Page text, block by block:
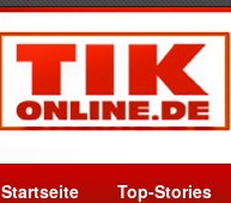
Startseite Top-Stories